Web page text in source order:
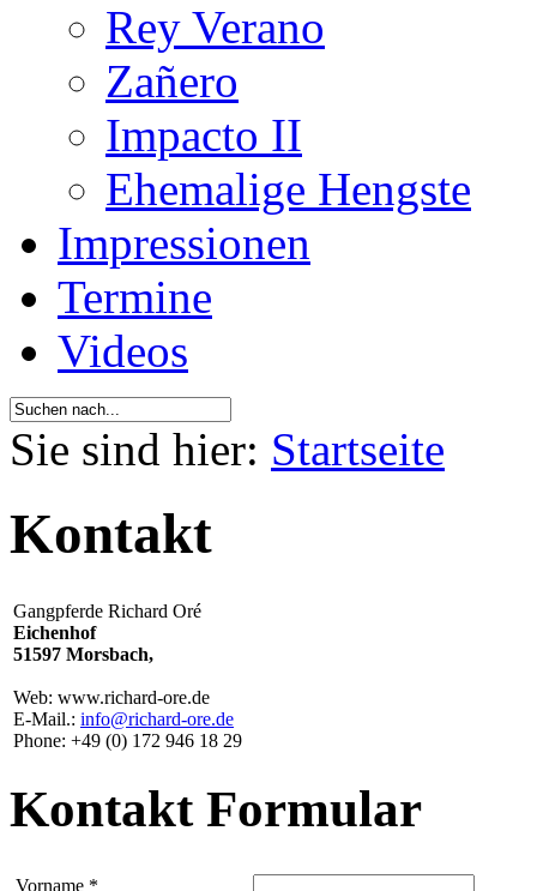
Rey Verano
Zañero
Impacto II
Ehemalige Hengste
Impressionen
Termine
Videos
Sie sind hier: Startseite
Kontakt
Gangpferde Richard Oré
Eichenhof
51597 Morsbach,
Web: www.richard-ore.de
E-Mail.: info@richard-ore.de
Phone: +49 (0) 172 946 18 29
Kontakt Formular
Vorname *